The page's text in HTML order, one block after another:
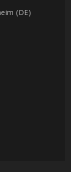
(DE)